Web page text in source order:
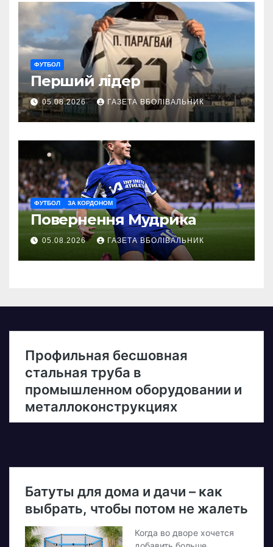
ФУТБОЛ
Перший лідер
05.08.2026 ГАЗЕТА ВБОЛІВАЛЬНИК
ФУТБОЛ ЗА КОРДОНОМ
Повернення Мудрика
05.08.2026 ГАЗЕТА ВБОЛІВАЛЬНИК